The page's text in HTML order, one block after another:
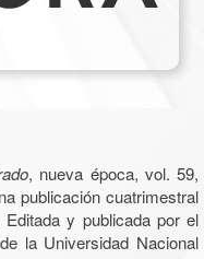
, nueva época, vol. 59,
publicación cuatrimestral
y publicada por el
la Universidad Nacional